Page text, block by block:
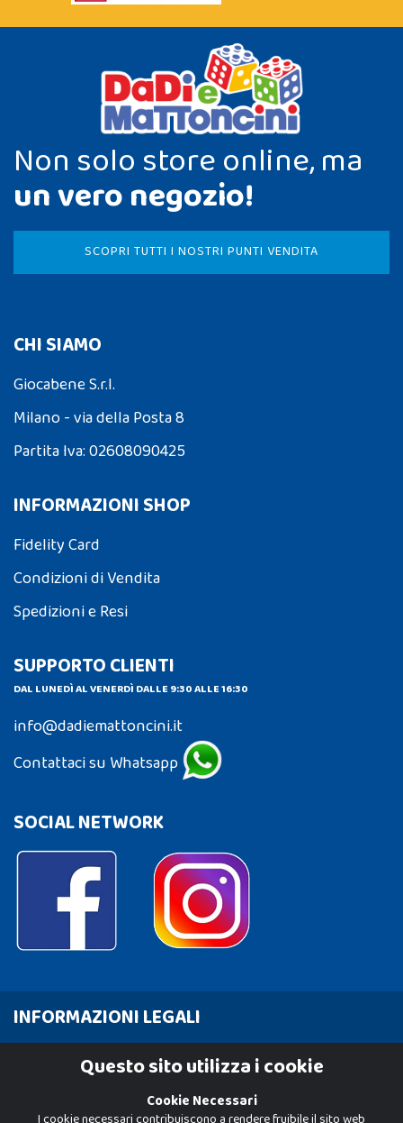
Non solo store online, ma
un vero negozio!
SCOPRI TUTTI I NOSTRI PUNTI VENDITA
CHI SIAMO
Giocabene S.r.l.
Milano - via della Posta 8
Partita Iva: 02608090425
INFORMAZIONI SHOP
Fidelity Card
Condizioni di Vendita
Spedizioni e Resi
SUPPORTO CLIENTI
DAL LUNEDÌ AL VENERDÌ DALLE 9:30 ALLE 16:30
info@dadiemattoncini.it
Contattaci su Whatsapp
SOCIAL NETWORK
INFORMAZIONI LEGALI
Cookie PolicyQuesto sito utilizza i cookie
Cookie Necessari